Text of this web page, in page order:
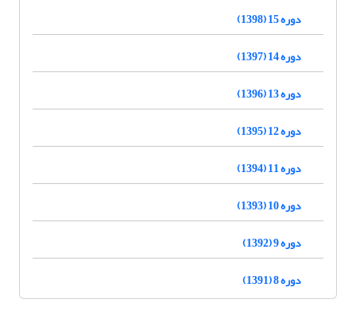
دوره 15 (1398)
دوره 14 (1397)
دوره 13 (1396)
دوره 12 (1395)
دوره 11 (1394)
دوره 10 (1393)
دوره 9 (1392)
دوره 8 (1391)